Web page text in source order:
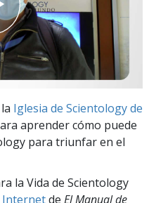
Iglesia de Scientology de
aprender cómo puede
para triunfar en el
la Vida de Scientology
Internetde El Manual de